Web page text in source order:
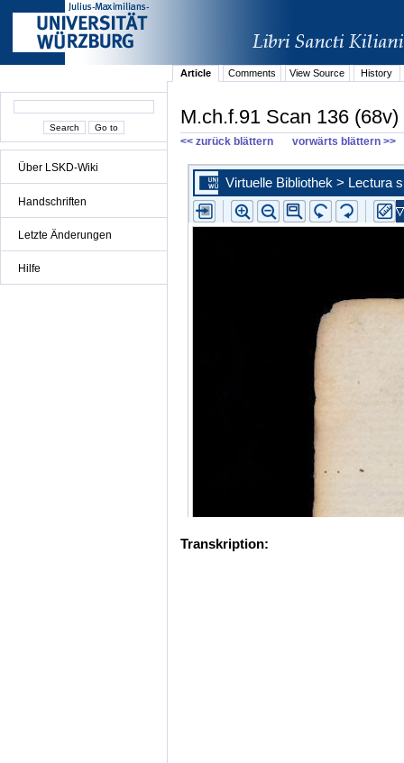
Über LSKD-Wiki
Handschriften
Letzte Änderungen
Hilfe
Article Comments View Source History
M.ch.f.91 Scan 136 (68v)
<< zurück blättern vorwärts blättern >>
Transkription: